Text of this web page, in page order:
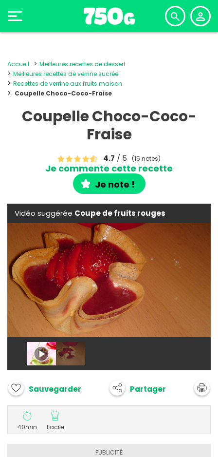
Accueil
Meilleures recettes de dessert
Meilleures recettes de verrine sucrée
Recettes de verrine aux fruits maison
Coupelle Choco-Coco-Fraise
Coupelle Choco-Coco-
Fraise
4.7 / 5 (15 notes)
Je commente cette recette
Je note !
Vidéo suggérée Coupe de fruits rouges
Sauvegarder Partager
40min Facile